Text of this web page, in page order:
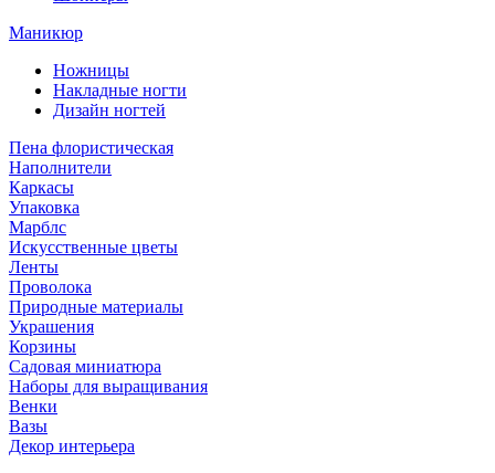
Маникюр
Ножницы
Накладные ногти
Дизайн ногтей
Пена флористическая
Наполнители
Каркасы
Упаковка
Марблс
Искусственные цветы
Ленты
Проволока
Природные материалы
Украшения
Корзины
Садовая миниатюра
Наборы для выращивания
Венки
Вазы
Декор интерьера